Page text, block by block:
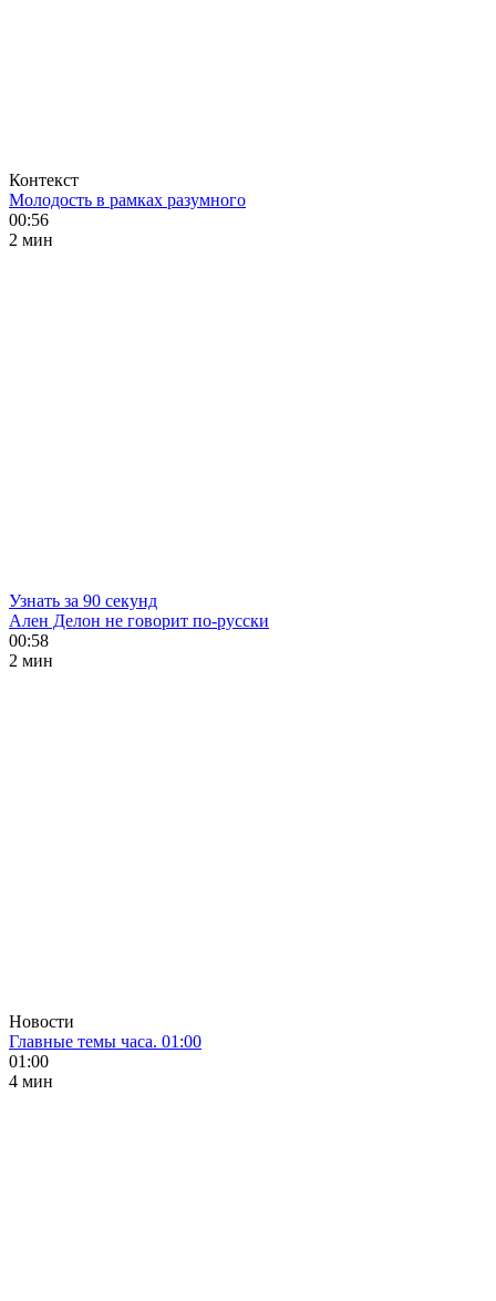
Контекст
Молодость в рамках разумного
00:56
2 мин
Узнать за 90 секунд
Ален Делон не говорит по-русски
00:58
2 мин
Новости
Главные темы часа. 01:00
01:00
4 мин